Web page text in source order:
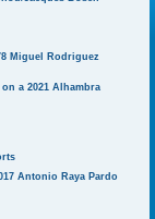
Miguel Rodriguez
a 2021 Alhambra
Antonio Raya Pardo